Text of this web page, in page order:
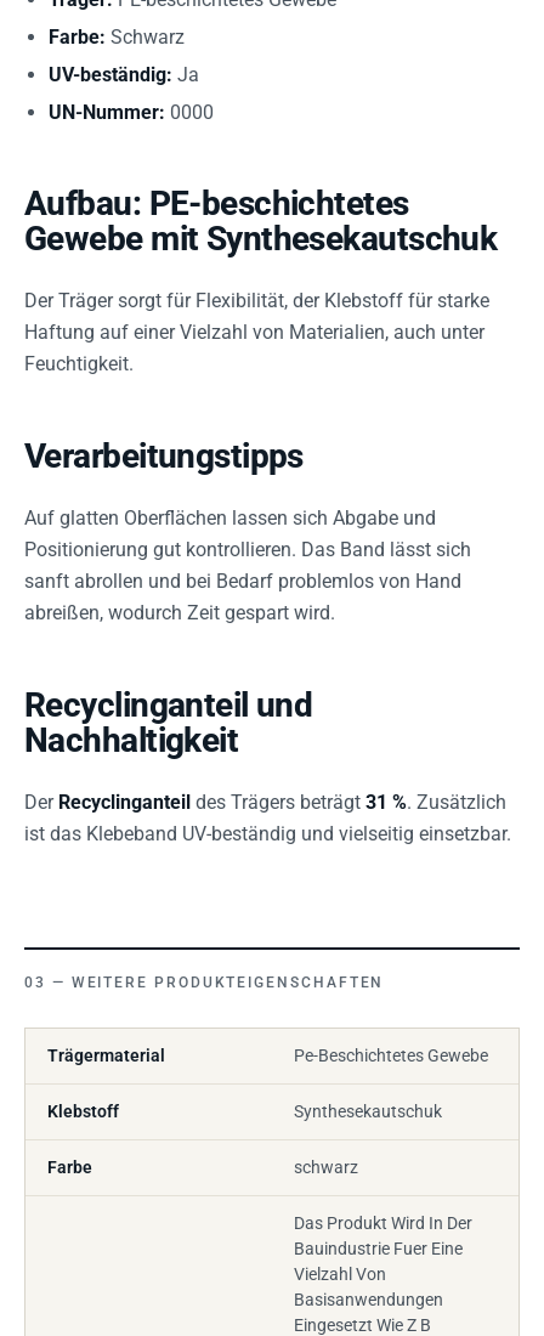
Farbe: Schwarz
UV-beständig: Ja
UN-Nummer: 0000
Aufbau: PE-beschichtetes
Gewebe mit Synthesekautschuk
Der Träger sorgt für Flexibilität, der Klebstoff für starke
Haftung auf einer Vielzahl von Materialien, auch unter
Feuchtigkeit.
Verarbeitungstipps
Auf glatten Oberflächen lassen sich Abgabe und
Positionierung gut kontrollieren. Das Band lässt sich
sanft abrollen und bei Bedarf problemlos von Hand
abreißen, wodurch Zeit gespart wird.
Recyclinganteil und
Nachhaltigkeit
Der Recyclinganteil des Trägers beträgt 31 %. Zusätzlich
ist das Klebeband UV-beständig und vielseitig einsetzbar.
WEITERE PRODUKTEIGENSCHAFTEN
Trägermaterial Pe-Beschichtetes Gewebe
Klebstoff Synthesekautschuk
Farbe schwarz
Das Produkt Wird In Der
Bauindustrie Fuer Eine
Vielzahl Von
Basisanwendungen
Eingesetzt Wie Z B